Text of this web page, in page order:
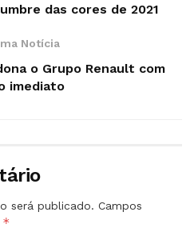
das cores de 2021
Notícia
o Grupo Renault com
imediato
será publicado. Campos
*